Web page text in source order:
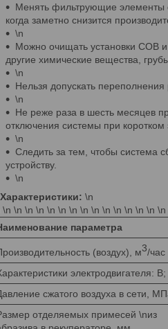
Менять фильтрующие элементы
когда заметно снизится
\n
Можно очищать установки СОВ и
другие химические вещества,
\n
Нельзя допускать переполнения
\n
Не реже раза в шесть месяцев
отключения системы при коротком
\n
Следить за тем, чтобы система
устройству.
\n
Характеристики: \n
\n \n \n \n \n \n \n \n \n \n \n \n \n \n
параметра
(воздух), м3/час
электродвигателя: В;
сжатого воздуха в сети,
отделяемых примесей \nиз